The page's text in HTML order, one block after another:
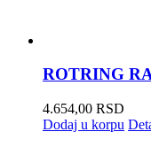
ROTRING
4.654,00 RSD
Dodaj u korpu